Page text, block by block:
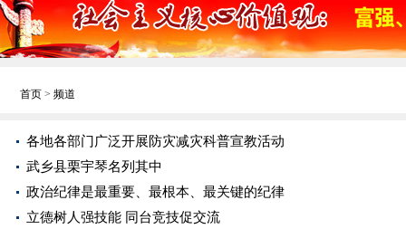
首页 > 频道
各地各部门广泛开展防灾减灾科普宣教活动
武乡县栗宇琴名列其中
政治纪律是最重要、最根本、最关键的纪律
立德树人强技能 同台竞技促交流